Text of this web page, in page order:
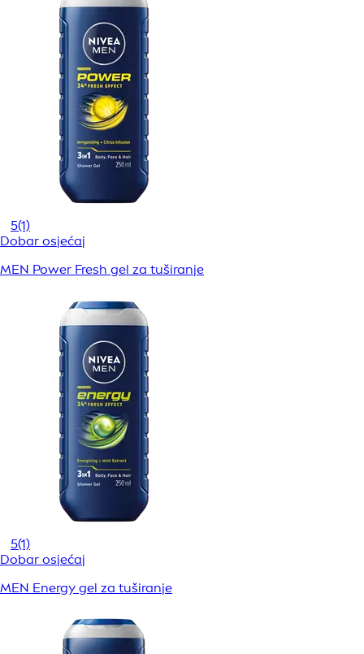
5(1)
Dobar osjećaj
MEN Power Fresh gel za tuširanje
5(1)
Dobar osjećaj
MEN Energy gel za tuširanje